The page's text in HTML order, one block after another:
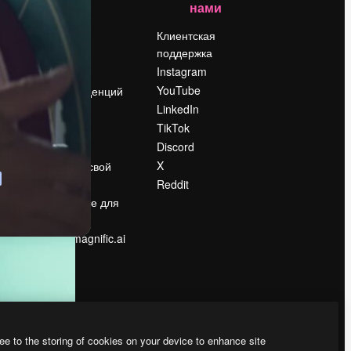
Цены
О нас
Reviews
Вакансии
Поиск тенденций
Блог
События
Slidesgo
Продайте свой
Помещение для
Ищете magnific.ai
нами
Клиентская
поддержка
Instagram
YouTube
LinkedIn
TikTok
Discord
X
Reddit
to the storing of cookies on your device to enhance site